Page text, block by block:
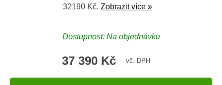
32190 Kč. Zobrazit více »
Dostupnost: Na objednávku
37 390 Kč vč. DPH